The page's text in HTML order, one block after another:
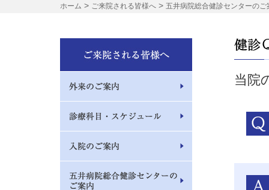
ホーム > ご来院される皆様へ > 五井病院総合健診センターのご
当院